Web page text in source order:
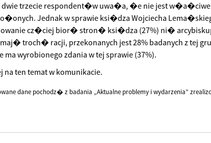
dwie trzecie respondent�w uwa�a, �e nie jest
Jednak w sprawie ksi�dza Wojciecha
cz�ciej bior� stron� ksi�dza (27%) ni�
troch� racji, przekonanych jest 28% badanych z tej
ma wyrobionego zdania w tej sprawie (37%).
na ten temat w komunikacie.
dane pochodz� z badania „Aktualne problemy i wydarzenia”